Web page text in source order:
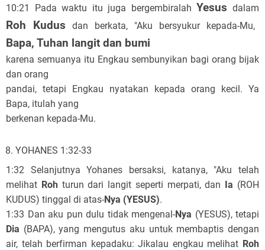
10:21 Pada waktu itu juga bergembiralah Yesus dalam
Roh Kudus dan berkata, "Aku bersyukur kepada-Mu,
Bapa, Tuhan langit dan bumi
karena semuanya itu Engkau sembunyikan bagi orang bijak
dan orang
pandai, tetapi Engkau nyatakan kepada orang kecil. Ya
Bapa, itulah yang
berkenan kepada-Mu.
YOHANES 1:32-33
1:32 Selanjutnya Yohanes bersaksi, katanya, "Aku telah
melihat Roh turun dari langit seperti merpati, dan Ia (ROH
KUDUS) tinggal di atas-Nya (YESUS).
1:33 Dan aku pun dulu tidak mengenal-Nya (YESUS), tetapi
Dia (BAPA), yang mengutus aku untuk membaptis dengan
air, telah berfirman kepadaku: Jikalau engkau melihat Roh